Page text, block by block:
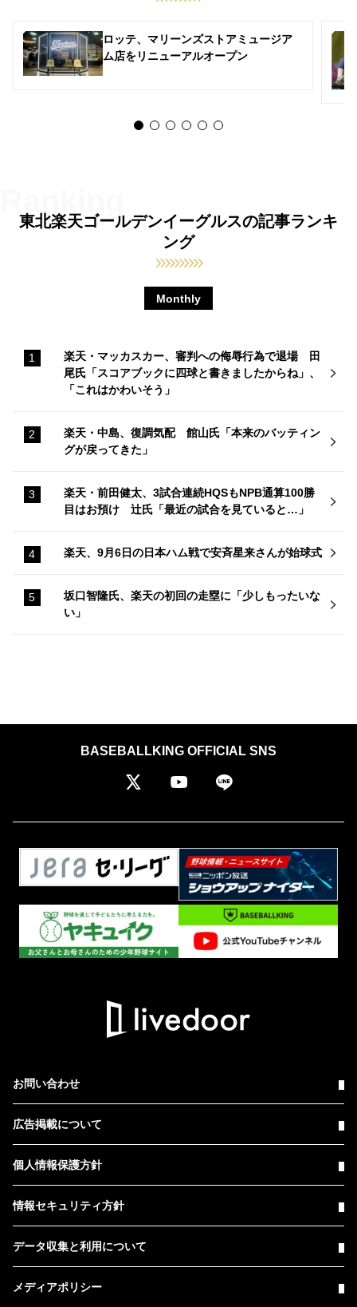
ロッテ、マリーンズストアミュージア
ム店をリニューアルオープン
東北楽天ゴールデンイーグルスの記事ランキ
ング
Monthly
楽天・マッカスカー、審判への侮辱行為で退場 田
尾氏「スコアブックに四球と書きましたからね」、
「これはかわいそう」
楽天・中島、復調気配 館山氏「本来のバッティン
グが戻ってきた」
楽天・前田健太、3試合連続HQSもNPB通算100勝
目はお預け 辻氏「最近の試合を見ていると…」
楽天、9月6日の日本ハム戦で安斉星来さんが始球式
坂口智隆氏、楽天の初回の走塁に「少しもったいな
い」
BASEBALLKING OFFICIAL SNS
お問い合わせ
広告掲載について
個人情報保護方針
情報セキュリティ方針
データ収集と利用について
メディアポリシー